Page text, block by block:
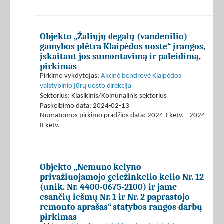
Objekto „Žaliųjų degalų (vandenilio)
gamybos plėtra Klaipėdos uoste“ įrangos,
įskaitant jos sumontavimą ir paleidimą,
pirkimas
Pirkimo vykdytojas: Akcinė bendrovė Klaipėdos
valstybinio jūrų uosto direkcija
Sektorius: Klasikinis/Komunalinis sektorius
Paskelbimo data: 2024-02-13
Numatomos pirkimo pradžios data: 2024-I ketv. - 2024-
II ketv.
Objekto „Nemuno kelyno
privažiuojamojo geležinkelio kelio Nr. 12
(unik. Nr. 4400-0675-2100) ir jame
esančių iešmų Nr. 1 ir Nr. 2 paprastojo
remonto aprašas“ statybos rangos darbų
pirkimas